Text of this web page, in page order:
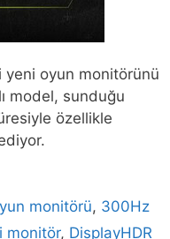
yeni oyun monitörünü
model, sunduğu
özellikle
monitörü, 300Hz
monitör, DisplayHDR